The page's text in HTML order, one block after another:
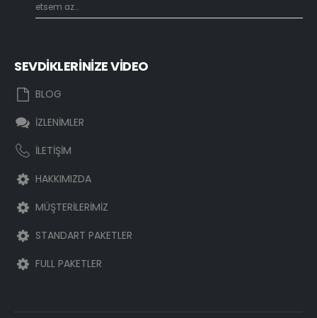
etsem az...
SEVDİKLERİNİZE VİDEO
BLOG
İZLENİMLER
İLETİŞİM
HAKKIMIZDA
MÜŞTERİLERİMİZ
STANDART PAKETLER
FULL PAKETLER